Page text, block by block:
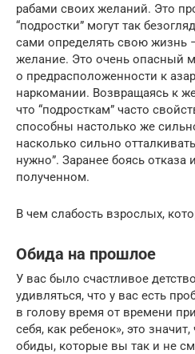
рабами своих желаний. Это
“подростки” могут так
сами определять свою жизнь
желание. Это очень опасный
о предрасположенности к
наркомании. Возвращаясь к
что “подросткам” часто
способны настолько же
насколько сильно
нужно”. Заранее боясь отказа
полученном.
В чем слабость взрослых,
Обида на прошлое
У вас было счастливое
удивляться, что у вас есть
в голову время от времени
себя, как ребенок», это
обиды, которые вы так и не